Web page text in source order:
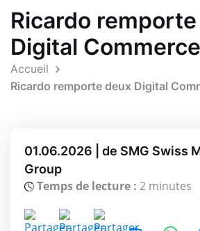
Ricardo
Digital
Accueil
Ricardo remporte deux Digital
01.06.2026 | de SMG Swiss
Group
Temps de lecture : 2 minutes